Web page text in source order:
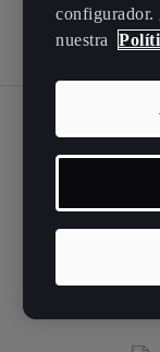
configurador.
nuestra